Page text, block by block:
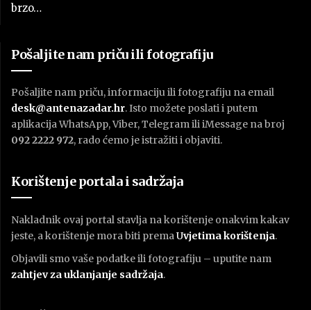
brzo…
Pošaljite nam priču ili fotografiju
Pošaljite nam priču, informaciju ili fotografiju na email
desk@antenazadar.hr. Isto možete poslati i putem
aplikacija WhatsApp, Viber, Telegram ili iMessage na broj
092 2222 972, rado ćemo je istražiti i objaviti.
Korištenje portala i sadržaja
Nakladnik ovaj portal stavlja na korištenje onakvim kakav
jeste, a korištenje mora biti premaUvjetima korištenja.
Objavili smo vaše podatke ili fotografiju – uputite nam
zahtjev za uklanjanje sadržaja.